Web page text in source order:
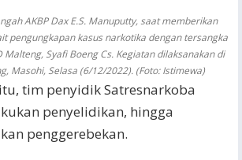
AKBP Dax E.S. Manuputty, saat memberikan
pengungkapan kasus narkotika dengan tersangka
Malteng, Syafi Boeng Cs. Kegiatan dilaksanakan di
Masohi, Selasa (6/12/2022). (Foto: Istimewa)
tim penyidik Satresnarkoba
penyelidikan, hingga
penggerebekan.